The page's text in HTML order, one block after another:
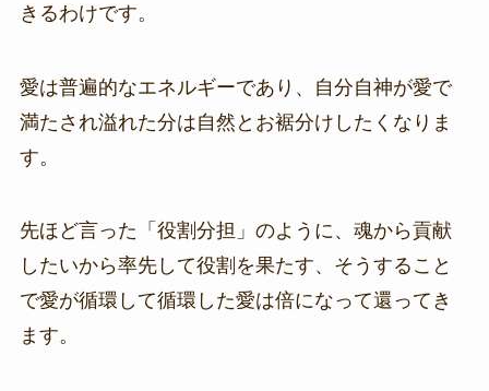
きるわけです。
愛は普遍的なエネルギーであり、自分自神が愛で
満たされ溢れた分は自然とお裾分けしたくなりま
す。
先ほど言った「役割分担」のように、魂から貢献
したいから率先して役割を果たす、そうすること
で愛が循環して循環した愛は倍になって還ってき
ます。